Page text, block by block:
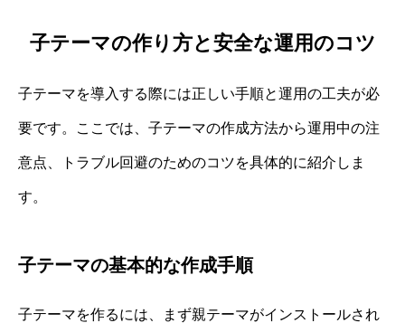
子テーマの作り方と安全な運用のコツ
子テーマを導入する際には正しい手順と運用の工夫が必
要です。ここでは、子テーマの作成方法から運用中の注
意点、トラブル回避のためのコツを具体的に紹介しま
す。
子テーマの基本的な作成手順
子テーマを作るには、まず親テーマがインストールされ